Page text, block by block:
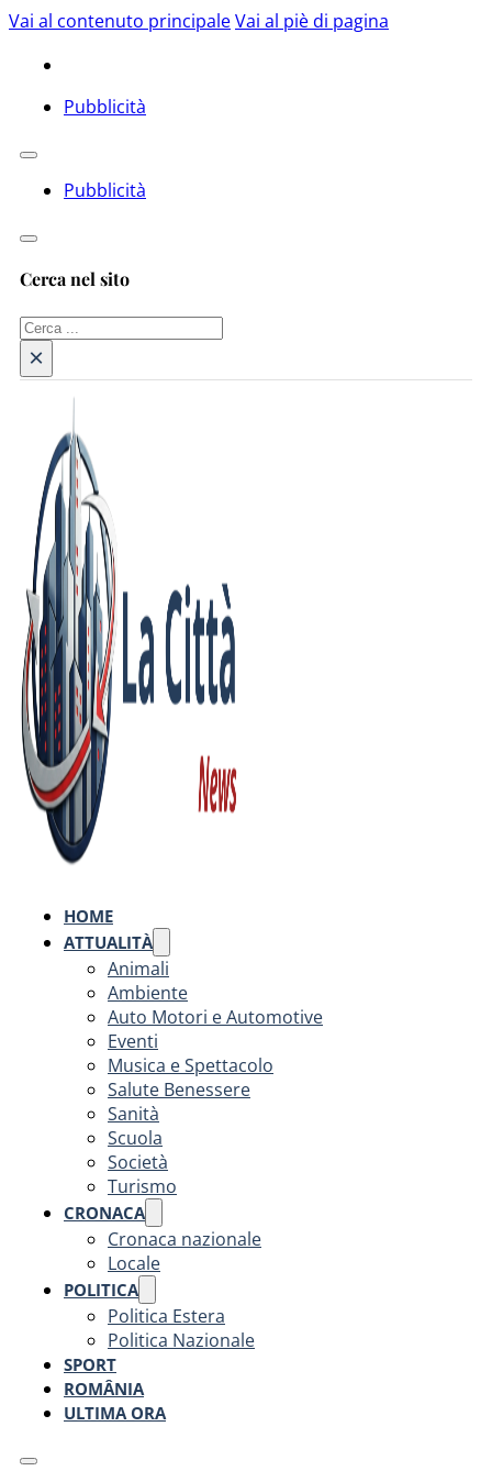
Vai al contenuto principaleVai al piè di pagina
Pubblicità
Pubblicità
Cerca nel sito
Cerca
×
HOME
ATTUALITÀ
Animali
Ambiente
Auto Motori e Automotive
Eventi
Musica e Spettacolo
Salute Benessere
Sanità
Scuola
Società
Turismo
CRONACA
Cronaca nazionale
Locale
POLITICA
Politica Estera
Politica Nazionale
SPORT
ROMÂNIA
ULTIMA ORA